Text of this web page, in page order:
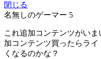
閉じる
名無しのゲーマー 5
これ追加コンテンツがい
加コンテンツ買ったらラ
くなるのかな？